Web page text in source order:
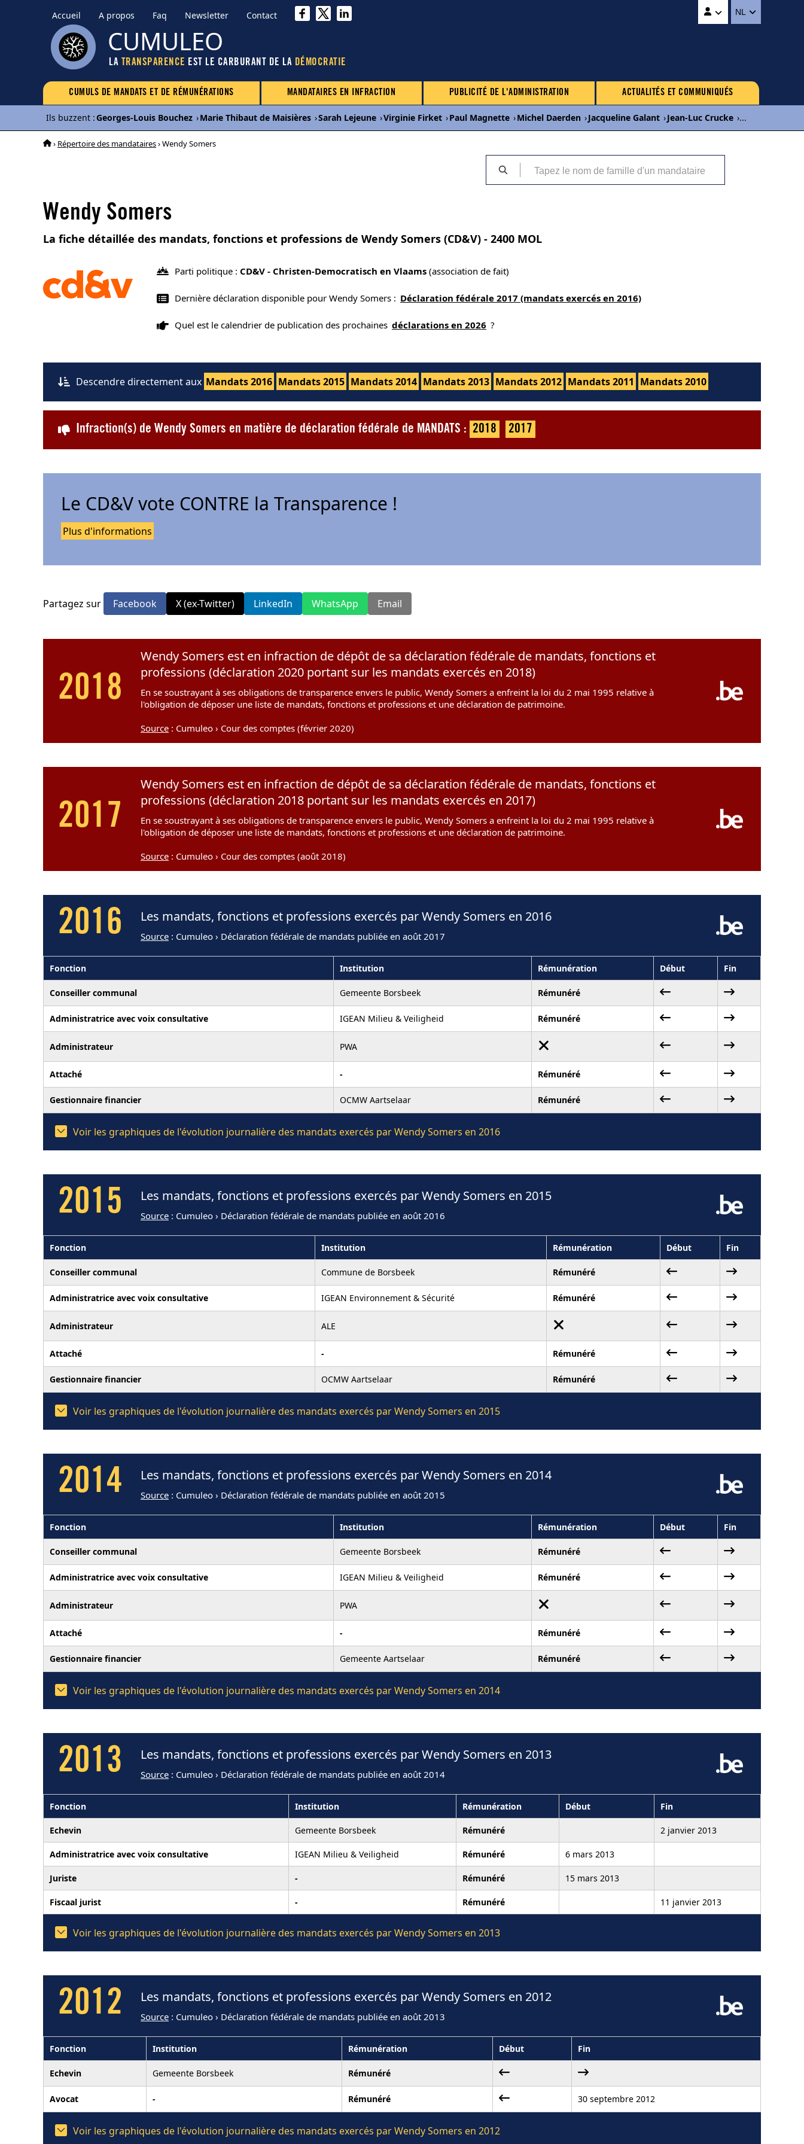
Accueil A propos Faq Newsletter Contact NL
CUMULEO
LA TRANSPARENCE EST LE CARBURANT DE LA DÉMOCRATIE
CUMULS DE MANDATS ET DE RÉMUNÉRATIONS MANDATAIRES EN INFRACTION PUBLICITÉ DE L'ADMINISTRATION ACTUALITÉS ET COMMUNIQUÉS
Ils buzzent :Georges-Louis Bouchez ›Marie Thibaut de Maisières ›Sarah Lejeune ›Virginie Firket ›Paul Magnette ›Michel Daerden ›Jacqueline Galant ›Jean-Luc Crucke ›...
› Répertoire des mandataires› Wendy Somers
Wendy Somers
La fiche détaillée des mandats, fonctions et professions de Wendy Somers (CD&V) - 2400 MOL
Parti politique : CD&V - Christen-Democratisch en Vlaams (association de fait)
Dernière déclaration disponible pour Wendy Somers : Déclaration fédérale 2017 (mandats exercés en 2016)
Quel est le calendrier de publication des prochaines déclarations en 2026 ?
Descendre directement aux Mandats 2016 Mandats 2015 Mandats 2014 Mandats 2013 Mandats 2012 Mandats 2011 Mandats 2010
Infraction(s) de Wendy Somers en matière de déclaration fédérale de MANDATS : 2018 2017
Le CD&V vote CONTRE la Transparence !
Plus d'informations
Partagez sur Facebook X (ex-Twitter) LinkedIn WhatsApp Email
2018
Wendy Somers est en infraction de dépôt de sa déclaration fédérale de mandats, fonctions et
professions (déclaration 2020 portant sur les mandats exercés en 2018)
En se soustrayant à ses obligations de transparence envers le public, Wendy Somers a enfreint la loi du 2 mai 1995 relative à
l'obligation de déposer une liste de mandats, fonctions et professions et une déclaration de patrimoine.
Source : Cumuleo › Cour des comptes (février 2020)
2017
Wendy Somers est en infraction de dépôt de sa déclaration fédérale de mandats, fonctions et
professions (déclaration 2018 portant sur les mandats exercés en 2017)
En se soustrayant à ses obligations de transparence envers le public, Wendy Somers a enfreint la loi du 2 mai 1995 relative à
l'obligation de déposer une liste de mandats, fonctions et professions et une déclaration de patrimoine.
Source : Cumuleo › Cour des comptes (août 2018)
2016 Les mandats, fonctions et professions exercés par Wendy Somers en 2016
Source : Cumuleo › Déclaration fédérale de mandats publiée en août 2017
Fonction Institution Rémunération Début Fin
Conseiller communal Gemeente Borsbeek Rémunéré
Administratrice avec voix consultative IGEAN Milieu & Veiligheid Rémunéré
Administrateur PWA
Attaché - Rémunéré
Gestionnaire financier OCMW Aartselaar Rémunéré
Voir les graphiques de l'évolution journalière des mandats exercés par Wendy Somers en 2016
2015 Les mandats, fonctions et professions exercés par Wendy Somers en 2015
Source : Cumuleo › Déclaration fédérale de mandats publiée en août 2016
Fonction Institution Rémunération Début Fin
Conseiller communal Commune de Borsbeek Rémunéré
Administratrice avec voix consultative IGEAN Environnement & Sécurité Rémunéré
Administrateur ALE
Attaché - Rémunéré
Gestionnaire financier OCMW Aartselaar Rémunéré
Voir les graphiques de l'évolution journalière des mandats exercés par Wendy Somers en 2015
2014 Les mandats, fonctions et professions exercés par Wendy Somers en 2014
Source : Cumuleo › Déclaration fédérale de mandats publiée en août 2015
Fonction Institution Rémunération Début Fin
Conseiller communal Gemeente Borsbeek Rémunéré
Administratrice avec voix consultative IGEAN Milieu & Veiligheid Rémunéré
Administrateur PWA
Attaché - Rémunéré
Gestionnaire financier Gemeente Aartselaar Rémunéré
Voir les graphiques de l'évolution journalière des mandats exercés par Wendy Somers en 2014
2013 Les mandats, fonctions et professions exercés par Wendy Somers en 2013
Source : Cumuleo › Déclaration fédérale de mandats publiée en août 2014
Fonction Institution Rémunération Début Fin
Echevin Gemeente Borsbeek Rémunéré 2 janvier 2013
Administratrice avec voix consultative IGEAN Milieu & Veiligheid Rémunéré 6 mars 2013
Juriste - Rémunéré 15 mars 2013
Fiscaal jurist - Rémunéré 11 janvier 2013
Voir les graphiques de l'évolution journalière des mandats exercés par Wendy Somers en 2013
2012 Les mandats, fonctions et professions exercés par Wendy Somers en 2012
Source : Cumuleo › Déclaration fédérale de mandats publiée en août 2013
Fonction Institution Rémunération Début Fin
Echevin Gemeente Borsbeek Rémunéré
Avocat - Rémunéré 30 septembre 2012
Voir les graphiques de l'évolution journalière des mandats exercés par Wendy Somers en 2012